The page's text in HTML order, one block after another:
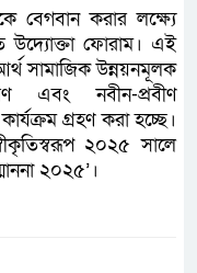
বেগবান করার লক্ষ্যে
উদ্যোক্তা ফোরাম। এই
সামাজিক উন্নয়নমূলক
এবং নবীন-প্রবীণ
গ্রহণ করা হচ্ছে।
২০২৫ সালে
২০২৫’।